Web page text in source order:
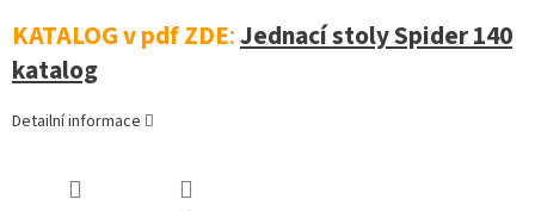
KATALOG v pdf ZDE:Jednací stoly Spider 140
katalog
Detailní informace